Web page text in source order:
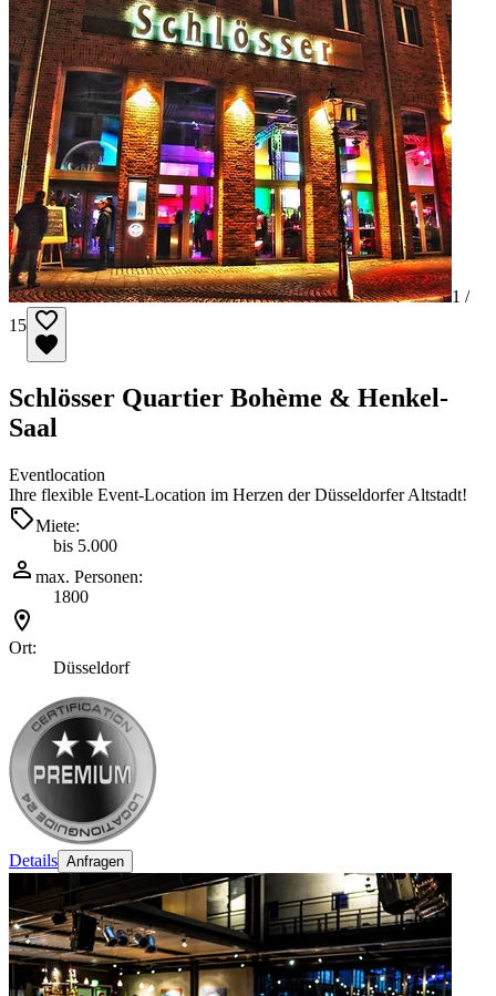
1 /
15
Schlösser Quartier Bohème & Henkel-
Saal
Eventlocation
Ihre flexible Event-Location im Herzen der Düsseldorfer Altstadt!
Miete:
bis 5.000
max. Personen:
1800
Ort:
Düsseldorf
Details Anfragen